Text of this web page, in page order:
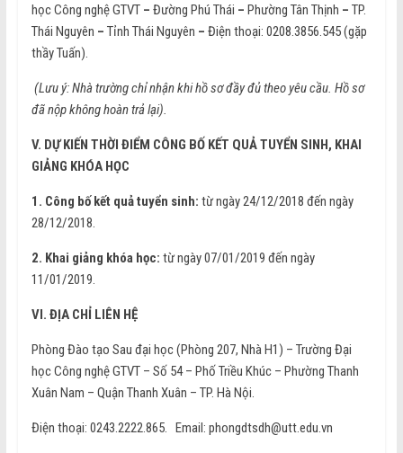
học Công nghệ GTVT – Đường Phú Thái – Phường Tân Thịnh – TP.
Thái Nguyên – Tỉnh Thái Nguyên – Điện thoại: 0208.3856.545 (gặp
thầy Tuấn).
(Lưu ý: Nhà trường chỉ nhận khi hồ sơ đầy đủ theo yêu cầu. Hồ sơ
đã nộp không hoàn trả lại).
V. DỰ KIẾN THỜI ĐIỂM CÔNG BỐ KẾT QUẢ TUYỂN SINH, KHAI
GIẢNG KHÓA HỌC
1. Công bố kết quả tuyển sinh: từ ngày 24/12/2018 đến ngày
28/12/2018.
2. Khai giảng khóa học: từ ngày 07/01/2019 đến ngày
11/01/2019.
VI. ĐỊA CHỈ LIÊN HỆ
Phòng Đào tạo Sau đại học (Phòng 207, Nhà H1) – Trường Đại
học Công nghệ GTVT – Số 54 – Phố Triều Khúc – Phường Thanh
Xuân Nam – Quận Thanh Xuân – TP. Hà Nội.
Điện thoại: 0243.2222.865. Email: phongdtsdh@utt.edu.vn